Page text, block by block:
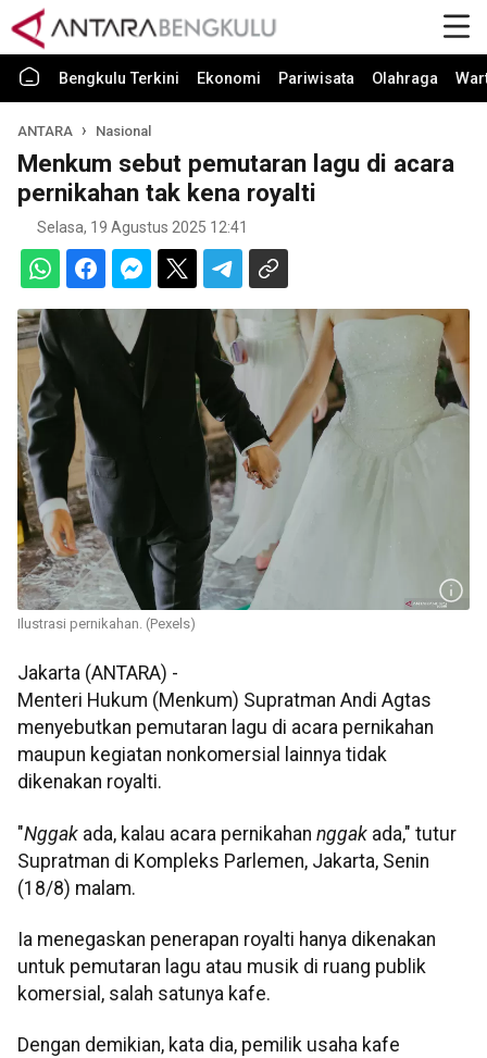
Bengkulu Terkini Ekonomi Pariwisata Olahraga
ANTARA Nasional
Menkum sebut pemutaran lagu di acara
pernikahan tak kena royalti
Selasa, 19 Agustus 2025 12:41
Ilustrasi pernikahan. (Pexels)
Jakarta (ANTARA) -
Menteri Hukum (Menkum) Supratman Andi Agtas
menyebutkan pemutaran lagu di acara pernikahan
maupun kegiatan nonkomersial lainnya tidak
dikenakan royalti.
"Nggak ada, kalau acara pernikahan nggak ada," tutur
Supratman di Kompleks Parlemen, Jakarta, Senin
(18/8) malam.
Ia menegaskan penerapan royalti hanya dikenakan
untuk pemutaran lagu atau musik di ruang publik
komersial, salah satunya kafe.
Dengan demikian, kata dia, pemilik usaha kafe